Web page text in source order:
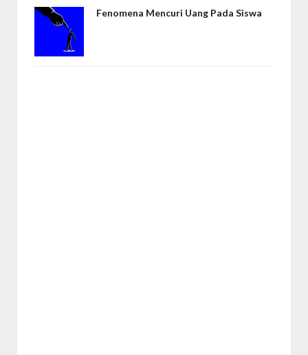
Fenomena Mencuri Uang Pada Siswa